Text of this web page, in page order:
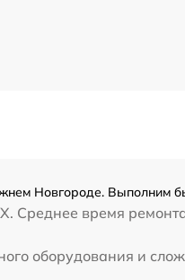
Новгороде. Выполним
Среднее время
оборудования и